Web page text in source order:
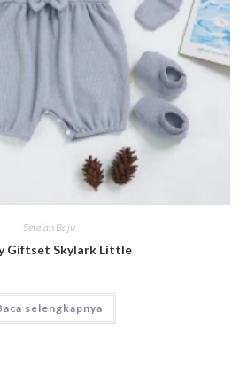
Setelan Baju
Giftset Skylark Little
selengkapnya